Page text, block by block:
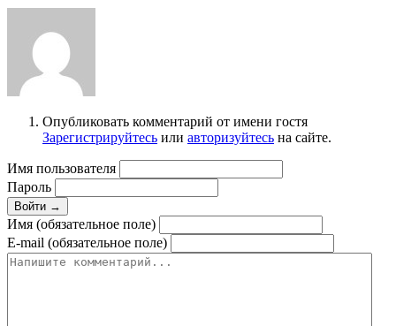
Опубликовать комментарий от имени гостя
Зарегистрируйтесь или авторизуйтесь на сайте.
Имя пользователя
Пароль
Войти →
Имя (обязательное поле)
E-mail (обязательное поле)